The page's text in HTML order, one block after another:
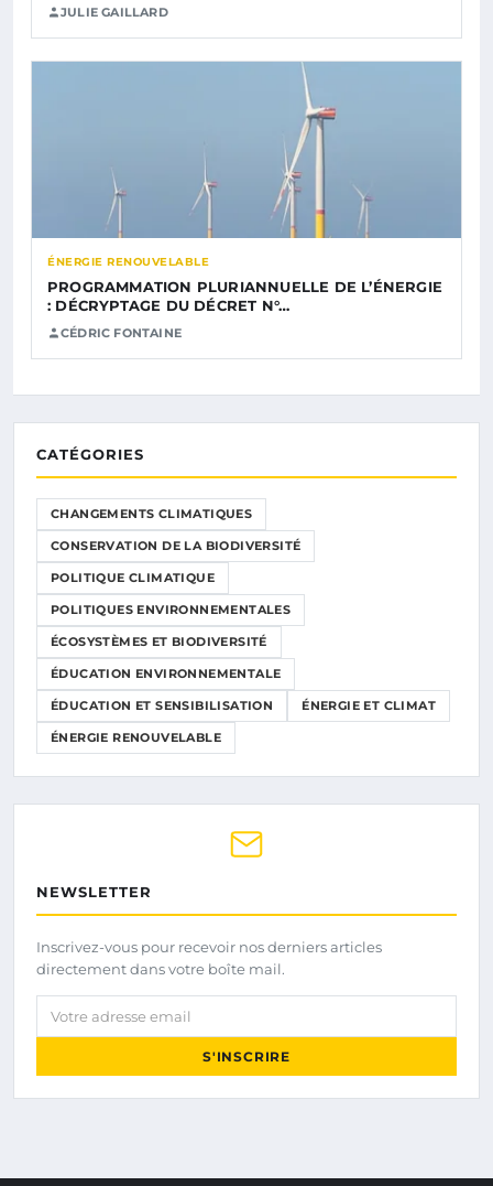
JULIE GAILLARD
ÉNERGIE RENOUVELABLE
PROGRAMMATION PLURIANNUELLE DE L’ÉNERGIE
: DÉCRYPTAGE DU DÉCRET N°…
CÉDRIC FONTAINE
CATÉGORIES
CHANGEMENTS CLIMATIQUES
CONSERVATION DE LA BIODIVERSITÉ
POLITIQUE CLIMATIQUE
POLITIQUES ENVIRONNEMENTALES
ÉCOSYSTÈMES ET BIODIVERSITÉ
ÉDUCATION ENVIRONNEMENTALE
ÉDUCATION ET SENSIBILISATION ÉNERGIE ET CLIMAT
ÉNERGIE RENOUVELABLE
NEWSLETTER
Inscrivez-vous pour recevoir nos derniers articles
directement dans votre boîte mail.
Votre adresse email
S'INSCRIRE